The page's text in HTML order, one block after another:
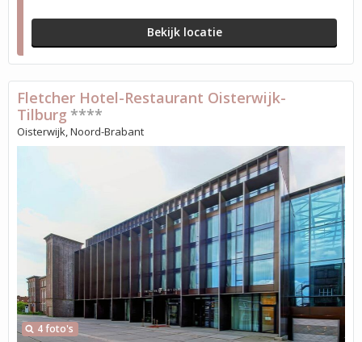
Bekijk locatie
4 foto's
Fletcher Hotel-Restaurant Oisterwijk-
Tilburg ****
Oisterwijk, Noord-Brabant